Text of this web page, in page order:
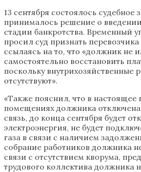
13 сентября состоялось судебное
принималось решение о
стадии банкротства. Временный
просил суд признать
ссылаясь на то, что «должник не
самостоятельно восстановить
поскольку внутрихозяйственные
отсутствуют».
«Также пояснил, что в настоящее
помещениях должника
связь, до конца сентября будет
электроэнергия, не будет
газа в связи с наличием
собрание работников должника
связи с отсутствием кворума,
трудового коллектива должника